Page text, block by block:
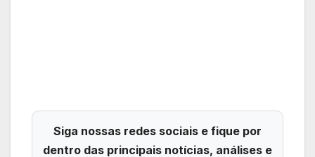
Siga nossas redes sociais e fique por
dentro das principais notícias, análises e